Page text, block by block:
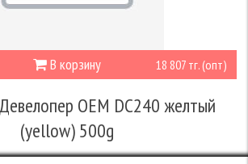
В корзину 18 807 тг. (опт)
OEM DC240 желтый
(yellow) 500g